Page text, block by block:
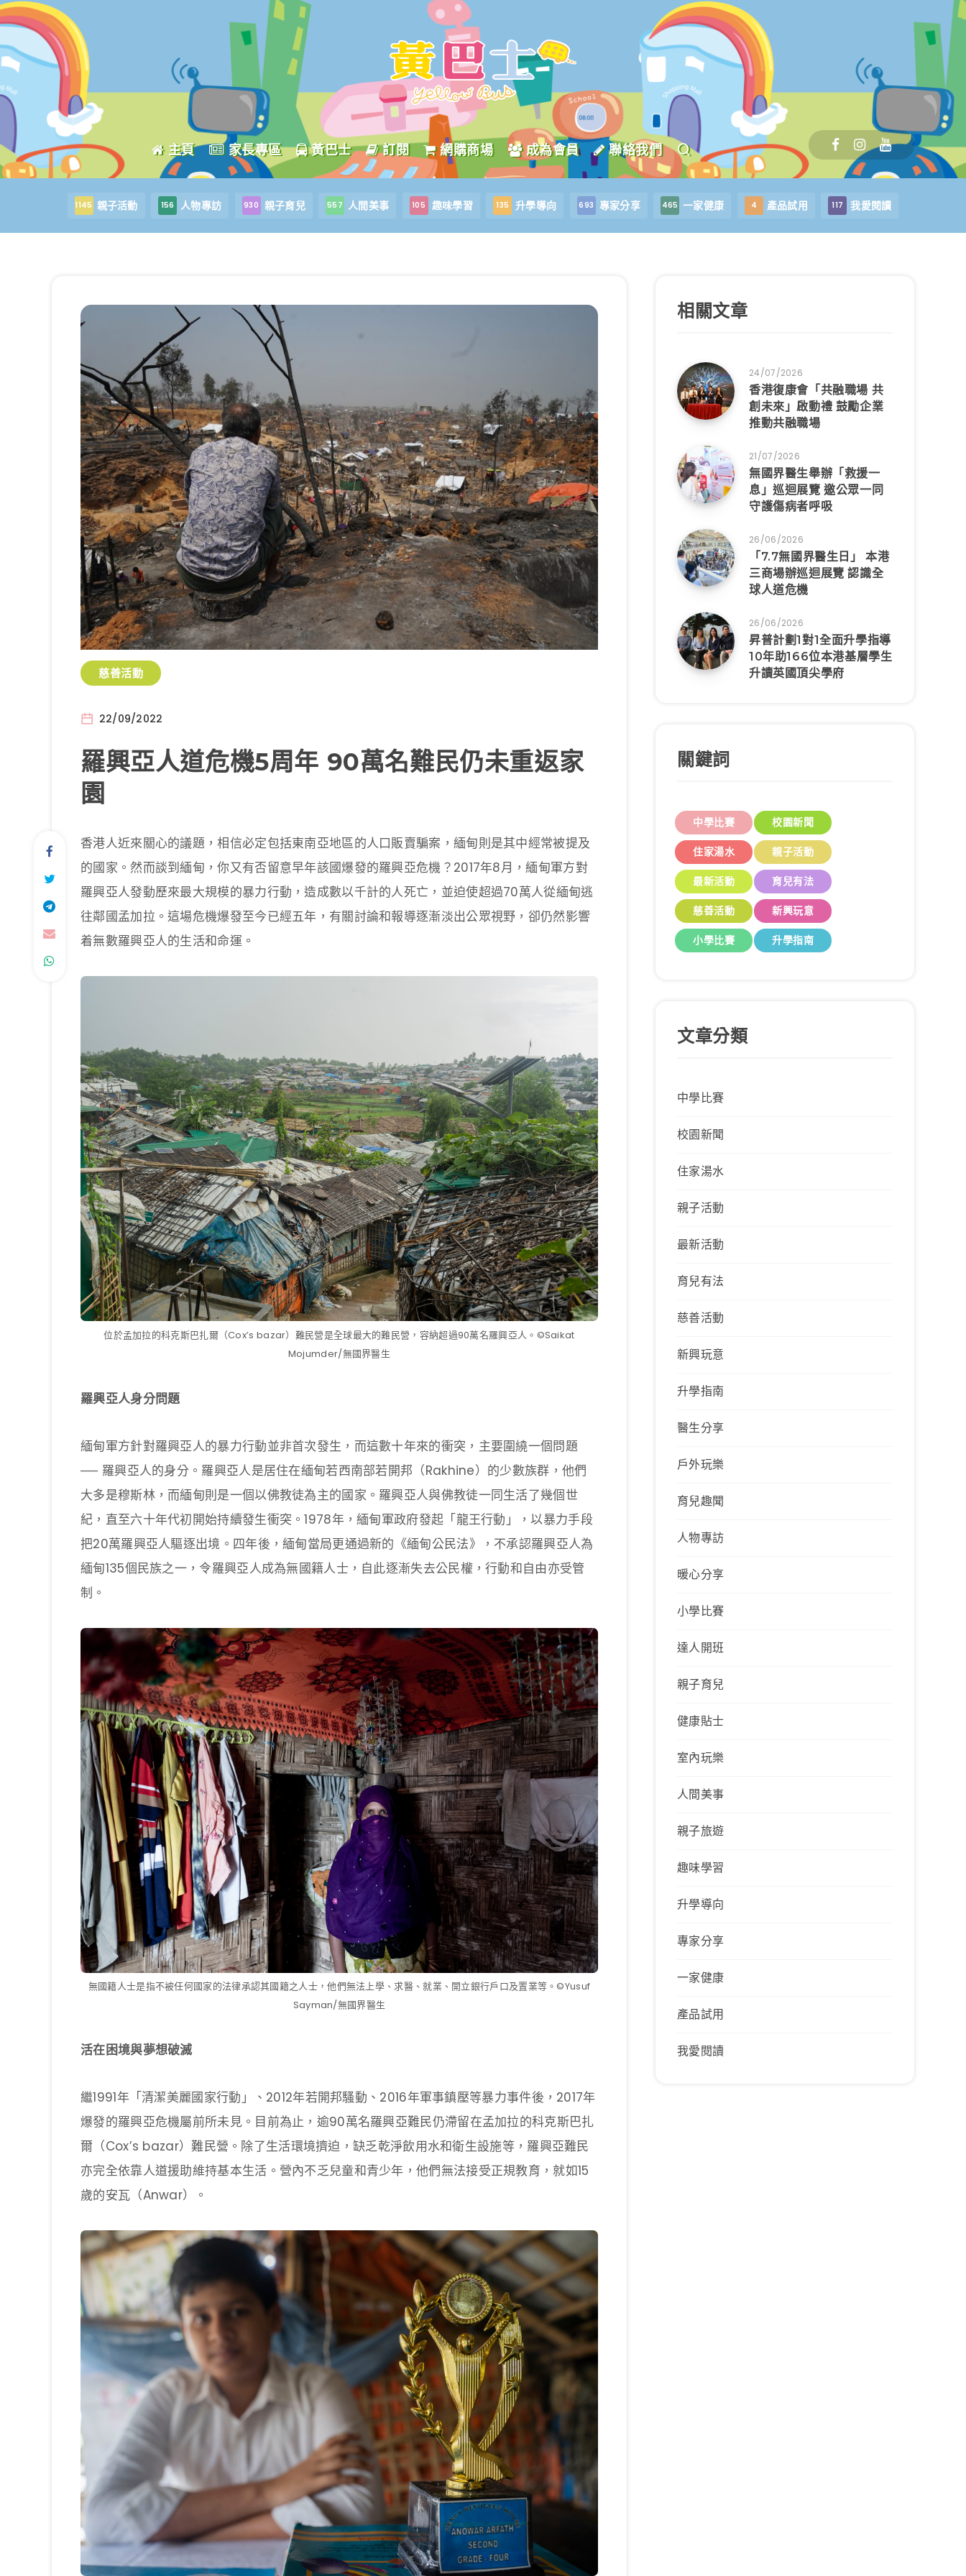
主頁 家長專區 黃巴士 訂閱 網購商場 成為會員 聯絡我們
1145 親子活動 156 人物專訪 930 親子育兒 557 人間美事 105 趣味學習 135 升學導向 693 專家分享 465 一家健康 4 產品試用 117 我愛閱讀
慈善活動
22/09/2022
羅興亞人道危機5周年 90萬名難民仍未重返家
園
香港人近來關心的議題，相信必定包括東南亞地區的人口販賣騙案，緬甸則是其中經常被提及
的國家。然而談到緬甸，你又有否留意早年該國爆發的羅興亞危機？2017年8月，緬甸軍方對
羅興亞人發動歷來最大規模的暴力行動，造成數以千計的人死亡，並迫使超過70萬人從緬甸逃
往鄰國孟加拉。這場危機爆發至今已經五年，有關討論和報導逐漸淡出公眾視野，卻仍然影響
着無數羅興亞人的生活和命運。
位於孟加拉的科克斯巴扎爾（Cox’s bazar）難民營是全球最大的難民營，容納超過90萬名羅興亞人。©Saikat
Mojumder/無國界醫生
羅興亞人身分問題
緬甸軍方針對羅興亞人的暴力行動並非首次發生，而這數十年來的衝突，主要圍繞一個問題
── 羅興亞人的身分。羅興亞人是居住在緬甸若西南部若開邦（Rakhine）的少數族群，他們
大多是穆斯林，而緬甸則是一個以佛教徒為主的國家。羅興亞人與佛教徒一同生活了幾個世
紀，直至六十年代初開始持續發生衝突。1978年，緬甸軍政府發起「龍王行動」，以暴力手段
把20萬羅興亞人驅逐出境。四年後，緬甸當局更通過新的《緬甸公民法》，不承認羅興亞人為
緬甸135個民族之一，令羅興亞人成為無國籍人士，自此逐漸失去公民權，行動和自由亦受管
制。
無國籍人士是指不被任何國家的法律承認其國籍之人士，他們無法上學、求醫、就業、開立銀行戶口及置業等。©Yusuf
Sayman/無國界醫生
活在困境與夢想破滅
繼1991年「清潔美麗國家行動」、2012年若開邦騷動、2016年軍事鎮壓等暴力事件後，2017年
爆發的羅興亞危機屬前所未見。目前為止，逾90萬名羅興亞難民仍滯留在孟加拉的科克斯巴扎
爾（Cox’s bazar）難民營。除了生活環境擠迫，缺乏乾淨飲用水和衛生設施等，羅興亞難民
亦完全依靠人道援助維持基本生活。營內不乏兒童和青少年，他們無法接受正規教育，就如15
歲的安瓦（Anwar）。
相關文章
24/07/2026
香港復康會「共融職場 共
創未來」啟動禮 鼓勵企業
推動共融職場
21/07/2026
無國界醫生舉辦「救援一
息」巡迴展覽 邀公眾一同
守護傷病者呼吸
26/06/2026
「7.7無國界醫生日」 本港
三商場辦巡迴展覽 認識全
球人道危機
26/06/2026
昇普計劃1對1全面升學指導
10年助166位本港基層學生
升讀英國頂尖學府
關鍵詞
中學比賽 校園新聞
住家湯水 親子活動
最新活動 育兒有法
慈善活動 新興玩意
小學比賽 升學指南
文章分類
中學比賽
校園新聞
住家湯水
親子活動
最新活動
育兒有法
慈善活動
新興玩意
升學指南
醫生分享
戶外玩樂
育兒趣聞
人物專訪
暖心分享
小學比賽
達人開班
親子育兒
健康貼士
室內玩樂
人間美事
親子旅遊
趣味學習
升學導向
專家分享
一家健康
產品試用
我愛閱讀